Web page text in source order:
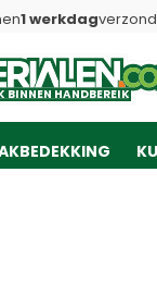
1 werkdag
B INNENHANDBERE IK
B INNENHANDBERE IK